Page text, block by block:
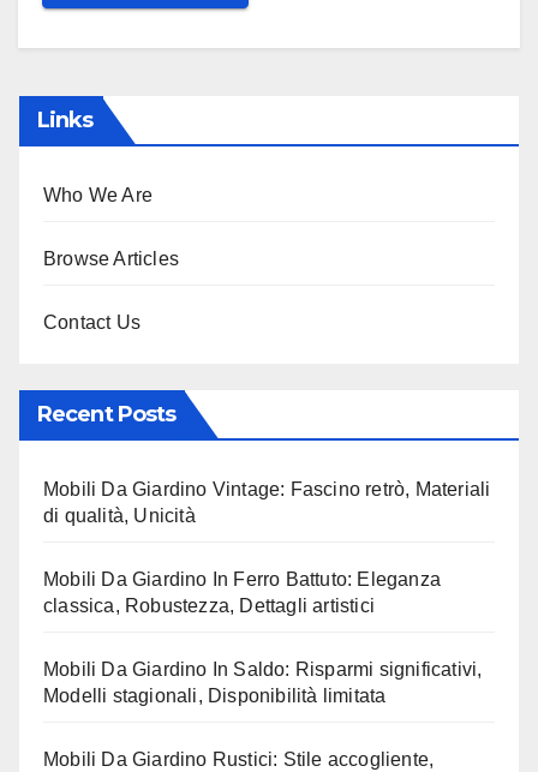
Links
Who We Are
Browse Articles
Contact Us
Recent Posts
Mobili Da Giardino Vintage: Fascino retrò, Materiali
di qualità, Unicità
Mobili Da Giardino In Ferro Battuto: Eleganza
classica, Robustezza, Dettagli artistici
Mobili Da Giardino In Saldo: Risparmi significativi,
Modelli stagionali, Disponibilità limitata
Mobili Da Giardino Rustici: Stile accogliente,